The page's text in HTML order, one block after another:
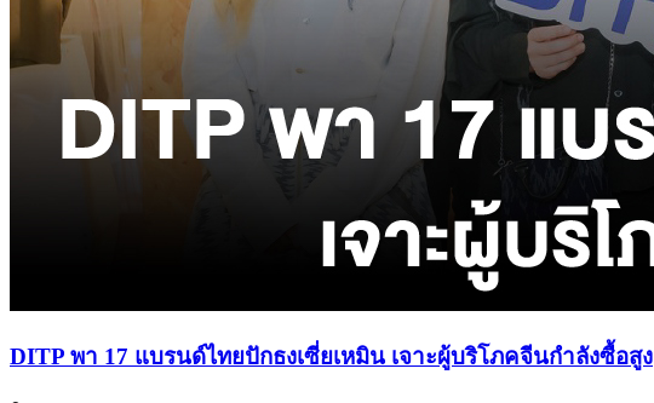
DITP พา 17 แบรนด์ไทยปักธงเซี่ยเหมิน เจาะผู้บริโภคจีนกำลังซื้อสูง